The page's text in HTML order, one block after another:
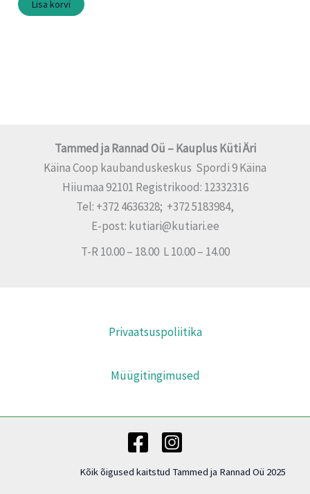
Lisa korvi
Tammed ja Rannad Oü – Kauplus Küti Äri
Käina Coop kaubanduskeskus Spordi 9 Käina
Hiiumaa 92101 Registrikood: 12332316
Tel: +372 4636328; +372 5183984,
E-post: kutiari@kutiari.ee
T-R 10.00 – 18.00 L 10.00 – 14.00
Privaatsuspoliitika
Müügitingimused
Kõik õigused kaitstud Tammed ja Rannad Oü 2025